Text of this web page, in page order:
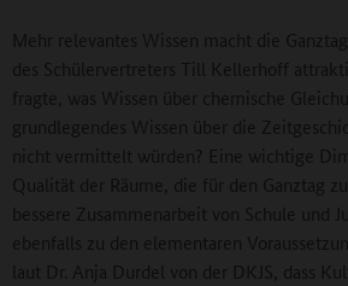
Mehr relevantes Wissen macht die
des Schülervertreters Till Kellerhoff
fragte, was Wissen über chemische
grundlegendes Wissen über die
nicht vermittelt würden? Eine wichtige
Qualität der Räume, die für den Ganztag
bessere Zusammenarbeit von Schule und
ebenfalls zu den elementaren
laut Dr. Anja Durdel von der DKJS, dass